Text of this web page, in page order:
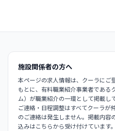
施設関係者の方へ
本ページの求人情報は、クーラにご
もとに、有料職業紹介事業者である
ム）が職業紹介の一環として掲載し
ご連絡・日程調整はすべてクーラが
のご連絡は発生しません。掲載内容
込みはこちらから受け付けています。